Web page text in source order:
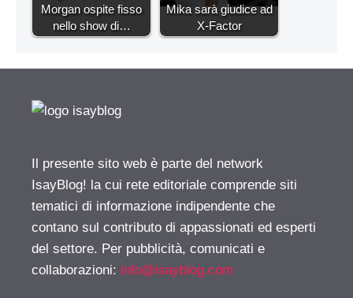
Morgan ospite fisso
nello show di…
Mika sarà giudice ad
X-Factor
Il presente sito web è parte del network
IsayBlog! la cui rete editoriale comprende siti
tematici di informazione indipendente che
contano sul contributo di appassionati ed esperti
del settore. Per pubblicità, comunicati e
collaborazioni: info@isayblog.com